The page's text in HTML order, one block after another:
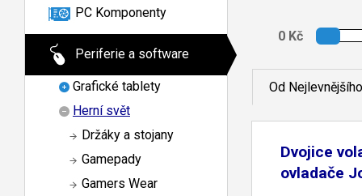
PC Komponenty
Periferie a software
Grafické tablety
Herní svět
Držáky a stojany
Gamepady
Gamers Wear
Od Nejlevnějšího
Dvojice
ovladače